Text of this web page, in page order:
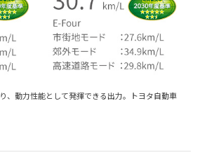
、動力性能として発揮できる出力。トヨタ自動車